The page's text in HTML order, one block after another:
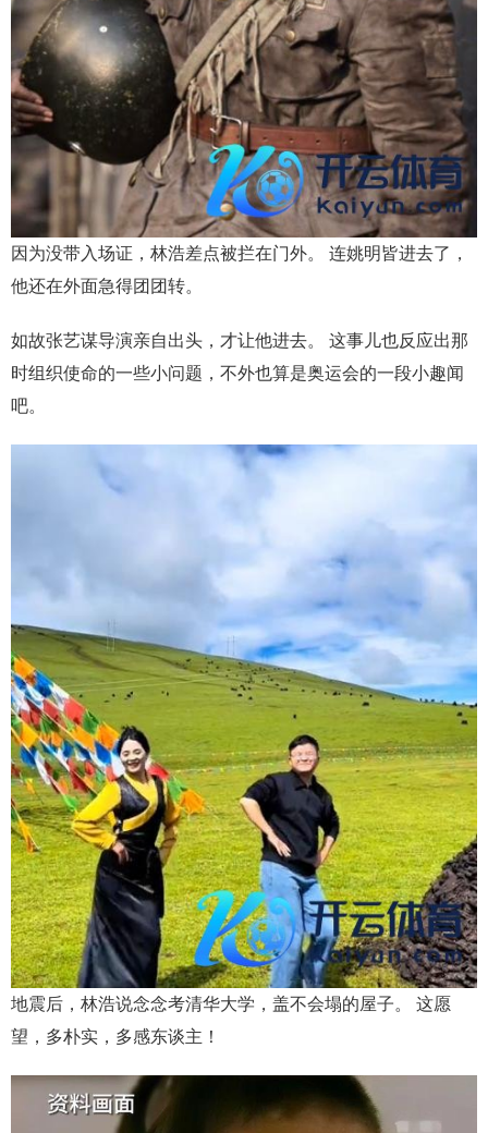
因为没带入场证，林浩差点被拦在门外。 连姚明皆进去了，
他还在外面急得团团转。
如故张艺谋导演亲自出头，才让他进去。 这事儿也反应出那
时组织使命的一些小问题，不外也算是奥运会的一段小趣闻
吧。
地震后，林浩说念念考清华大学，盖不会塌的屋子。 这愿
望，多朴实，多感东谈主！